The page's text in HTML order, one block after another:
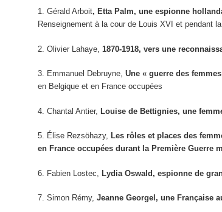
1. Gérald Arboit, Etta Palm, une espionne
Renseignement à la cour de Louis XVI et pendant
2. Olivier Lahaye, 1870-1918, vers une
3. Emmanuel Debruyne,Une « guerre des
en Belgique et en France occupées
4. Chantal Antier, Louise de Bettignies, une
5. Élise Rezsöhazy, Les rôles et places des
en France occupées durant la Première Guerre
6. Fabien Lostec, Lydia Oswald, espionne de
7. Simon Rémy,Jeanne Georgel, une Française